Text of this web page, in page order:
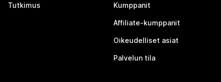
Tutkimus Kumppanit
Affiliate-kumppanit
Oikeudelliset asiat
Palvelun tila